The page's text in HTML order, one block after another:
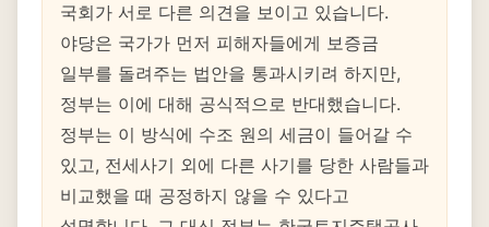
국회가 서로 다른 의견을 보이고 있습니다.
야당은 국가가 먼저 피해자들에게 보증금
일부를 돌려주는 법안을 통과시키려 하지만,
정부는 이에 대해 공식적으로 반대했습니다.
정부는 이 방식에 수조 원의 세금이 들어갈 수
있고, 전세사기 외에 다른 사기를 당한 사람들과
비교했을 때 공정하지 않을 수 있다고